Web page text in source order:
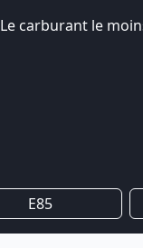
Le carburant le
E85